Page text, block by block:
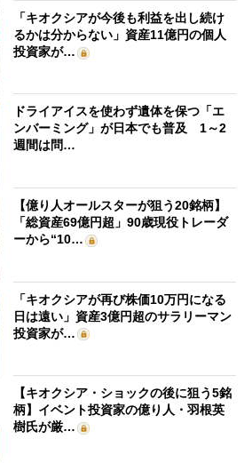
「キオクシアが今後も利益を出し続け
るかは分からない」資産11億円の個人
投資家が…
ドライアイスを使わず遺体を保つ「エ
ンバーミング」が日本でも普及 1～2
週間は問…
【億り人オールスターが狙う20銘柄】
「総資産69億円超」90歳現役トレーダ
ーから“10…
「キオクシアが再び株価10万円になる
日は遠い」資産3億円超のサラリーマン
投資家が…
【キオクシア・ショックの後に狙う5銘
柄】イベント投資家の億り人・羽根英
樹氏が厳…